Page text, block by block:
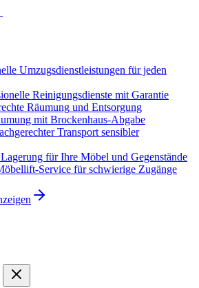
Umzugsdienstleistungen für jeden
Reinigungsdienste mit Garantie
Räumung und Entsorgung
mit Brockenhaus-Abgabe
Transport sensibler
für Ihre Möbel und Gegenstände
Service für schwierige Zugänge